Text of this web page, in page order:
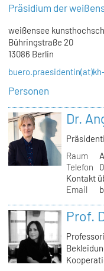
Präsidium der
weißensee
Bühringstraße 20
13086 Berlin
Personen
Dr.
Raum
Telefon
Kontakt
Email
Prof.